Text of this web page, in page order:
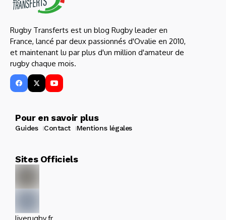
Rugby Transferts est un blog Rugby leader en
France, lancé par deux passionnés d'Ovalie en 2010,
et maintenant lu par plus d'un million d'amateur de
rugby chaque mois.
Pour en savoir plus
Guides Contact Mentions légales
Sites Officiels